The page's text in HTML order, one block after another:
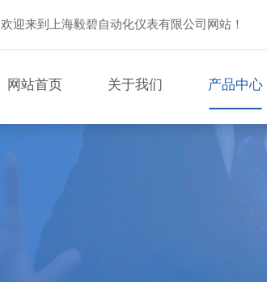
欢迎来到上海毅碧自动化仪表有限公司网站！
网站首页 关于我们 产品中心